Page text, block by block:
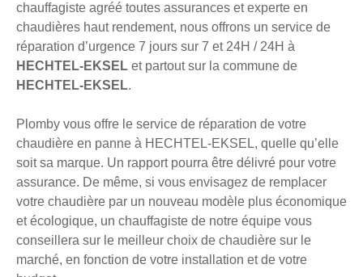
chauffagiste agréé toutes assurances et experte en
chaudières haut rendement, nous offrons un service de
réparation d’urgence 7 jours sur 7 et 24H / 24H à
HECHTEL-EKSEL et partout sur la commune de
HECHTEL-EKSEL.
Plomby vous offre le service de réparation de votre
chaudière en panne à HECHTEL-EKSEL, quelle qu’elle
soit sa marque. Un rapport pourra être délivré pour votre
assurance. De même, si vous envisagez de remplacer
votre chaudière par un nouveau modèle plus économique
et écologique, un chauffagiste de notre équipe vous
conseillera sur le meilleur choix de chaudière sur le
marché, en fonction de votre installation et de votre